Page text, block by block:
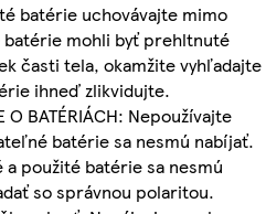
batérie uchovávajte mimo
batérie mohli byť prehltnuté
časti tela, okamžite vyhľadajte
ihneď zlikvidujte.
O BATÉRIÁCH: Nepoužívajte
batérie sa nesmú nabíjať.
a použité batérie sa nesmú
so správnou polaritou.